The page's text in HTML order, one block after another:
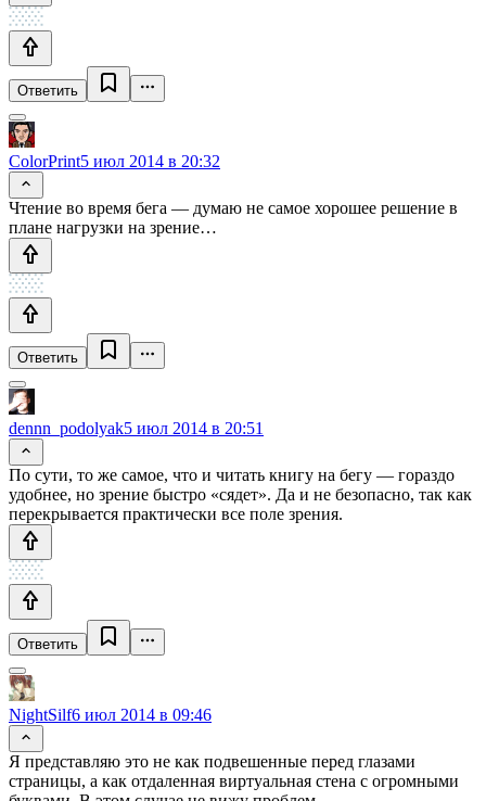
Ответить
ColorPrint5 июл 2014 в 20:32
Чтение во время бега — думаю не самое хорошее решение в
плане нагрузки на зрение…
Ответить
dennn_podolyak5 июл 2014 в 20:51
По сути, то же самое, что и читать книгу на бегу — гораздо
удобнее, но зрение быстро «сядет». Да и не безопасно, так как
перекрывается практически все поле зрения.
Ответить
NightSilf6 июл 2014 в 09:46
Я представляю это не как подвешенные перед глазами
страницы, а как отдаленная виртуальная стена с огромными